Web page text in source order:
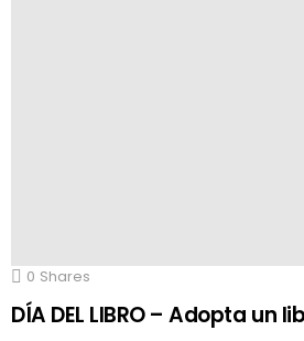
0 Shares
DÍA DEL LIBRO – Adopta un